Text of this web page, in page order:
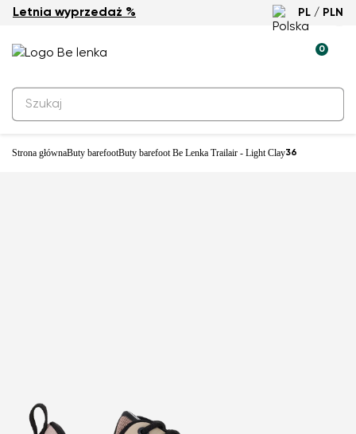
Letnia wyprzedaż % PL / PLN
0
Strona głównaButy barefootButy barefoot Be Lenka Trailair - Light Clay36
Nowość